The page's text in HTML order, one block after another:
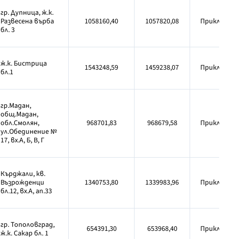
гр. Дупница, ж.к.
Развесена върба
бл. 3
1058160,40 1057820,08 Приключен
ж.к. Бистрица
бл.1
1543248,59 1459238,07 Приключен
гр.Мадан,
общ.Мадан,
обл.Смолян,
ул.Обединение №
17, вх.А, Б, В, Г
968701,83 968679,58 Приключен
Кърджали, кв.
Възрожденци
бл.12, вх.А, ап.33
1340753,80 1339983,96 Приключен
гр. Тополовград,
ж.к. Сакар бл. 1
654391,30 653968,40 Приключен